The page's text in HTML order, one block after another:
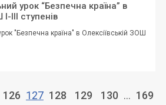
урок “Безпечна країна” в
ІІІ ступенів
"Безпечна країна" в Олексіївській ЗОШ
126 127 128 129 130 … 169